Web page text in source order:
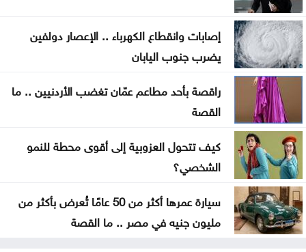
ترمب للعالم .. توكلو ع الله بصير خير
ابن طرابزون .. تفاعل مصري وعربي واسع مع استقبال
صلاح
الرئاسة التركية تطلق حملة إعلامية خاصة بـاتفاقية مكة
إصابات وانقطاع الكهرباء .. الإعصار دولفين
يضرب جنوب اليابان
راقصة بأحد مطاعم عمّان تغضب الأردنيين .. ما
القصة
كيف تتحول العزوبية إلى أقوى محطة للنمو
الشخصي؟
سيارة عمرها أكثر من 50 عامًا تُعرض بأكثر من
مليون جنيه في مصر .. ما القصة